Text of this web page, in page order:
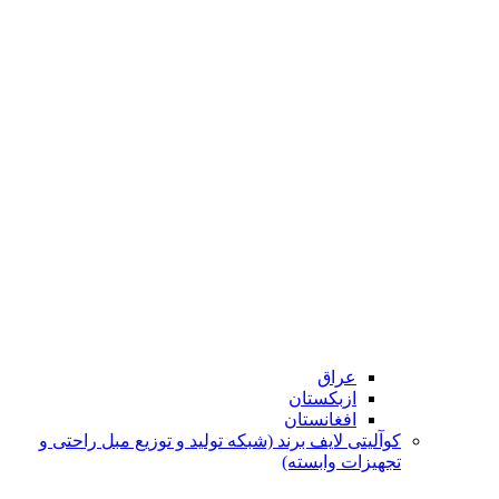
عراق
ازبکستان
افغانستان
کوآلیتی لایف برند (شبکه تولید و توزیع مبل راحتی و
تجهیزات وابسته)